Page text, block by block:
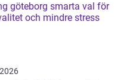
smarta val för
och mindre stress